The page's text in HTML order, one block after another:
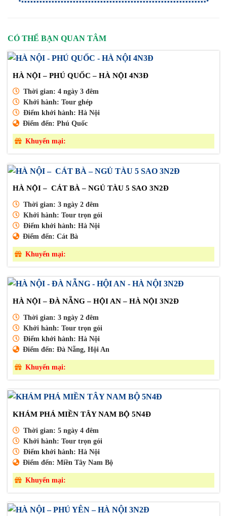
CÓ THỂ BẠN QUAN TÂM
HÀ NỘI – PHÚ QUỐC – HÀ NỘI 4N3Đ
Thời gian: 4 ngày 3 đêm
Khởi hành: Tour ghép
Điểm khởi hành: Hà Nội
Điểm đến: Phú Quốc
Khuyến mại:
HÀ NỘI – CÁT BÀ – NGỦ TÀU 5 SAO 3N2Đ
Thời gian: 3 ngày 2 đêm
Khởi hành: Tour trọn gói
Điểm khởi hành: Hà Nội
Điểm đến: Cát Bà
Khuyến mại:
HÀ NỘI – ĐÀ NẴNG – HỘI AN – HÀ NỘI 3N2Đ
Thời gian: 3 ngày 2 đêm
Khởi hành: Tour trọn gói
Điểm khởi hành: Hà Nội
Điểm đến: Đà Nẵng, Hội An
Khuyến mại:
KHÁM PHÁ MIỀN TÂY NAM BỘ 5N4Đ
Thời gian: 5 ngày 4 đêm
Khởi hành: Tour trọn gói
Điểm khởi hành: Hà Nội
Điểm đến: Miền Tây Nam Bộ
Khuyến mại: